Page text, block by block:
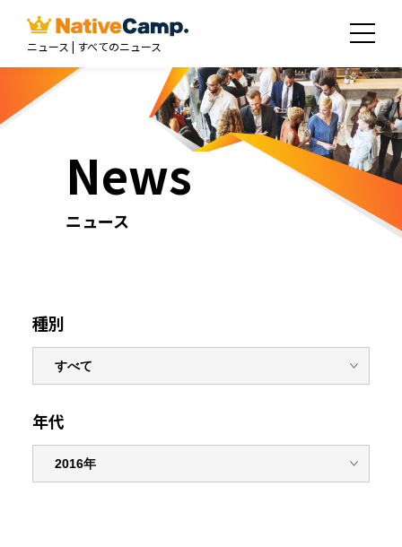
ニュース | すべてのニュース
News
ニュース
種別
年代